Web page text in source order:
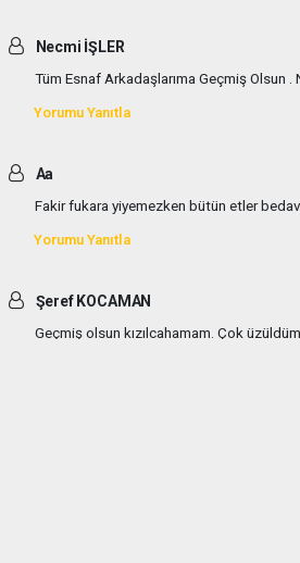
Necmi İŞLER
Tüm Esnaf Arkadaşlarıma Geçmiş Olsun .
Yorumu Yanıtla
Aa
Fakir fukara yiyemezken bütün etler
Yorumu Yanıtla
Şeref KOCAMAN
Geçmiş olsun kızılcahamam. Çok üzüldüm.